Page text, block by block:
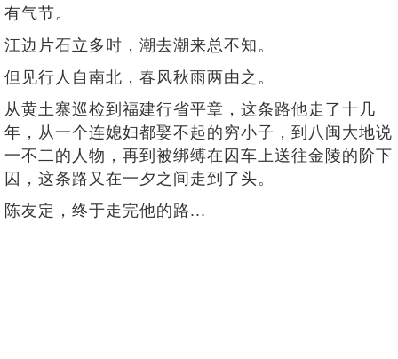
有气节。
江边片石立多时，潮去潮来总不知。
但见行人自南北，春风秋雨两由之。
从黄土寨巡检到福建行省平章，这条路他走了十几
年，从一个连媳妇都娶不起的穷小子，到八闽大地说
一不二的人物，再到被绑缚在囚车上送往金陵的阶下
囚，这条路又在一夕之间走到了头。
陈友定，终于走完他的路...